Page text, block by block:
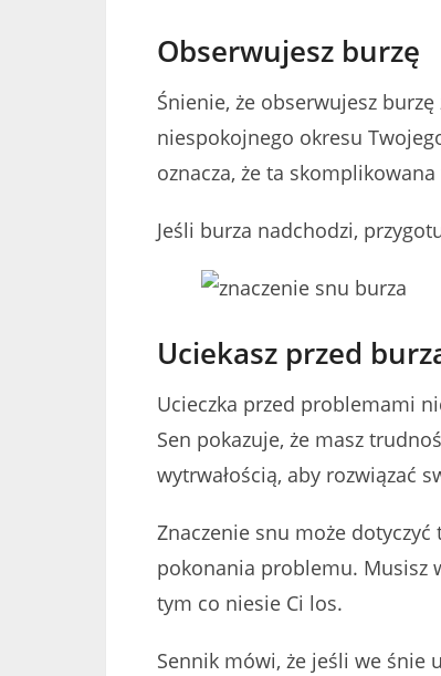
Obserwujesz burzę
Śnienie, że obserwujesz
niespokojnego okresu
oznacza, że ta
Jeśli burza nadchodzi,
Uciekasz przed
Ucieczka przed problemami
Sen pokazuje, że masz
wytrwałością, aby rozwiązać
Znaczenie snu może
pokonania problemu. Musisz
tym co niesie Ci los.
Sennik mówi, że jeśli we śnie